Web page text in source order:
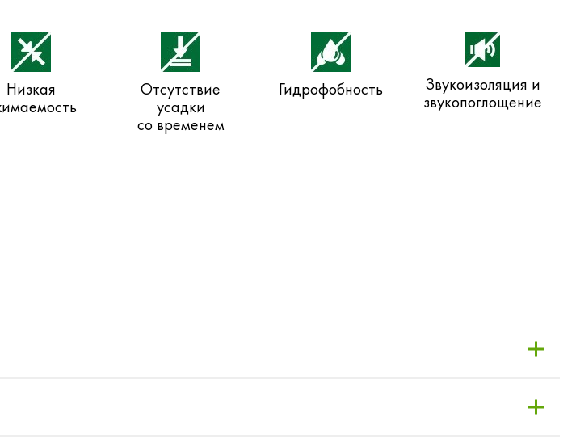
Низкая
Отсутствие
усадки
со временем
Гидрофобность
Звукоизоляция и
звукопоглощение